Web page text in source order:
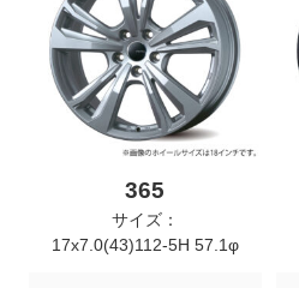
365
サイズ：
17x7.0(43)112-5H 57.1φ